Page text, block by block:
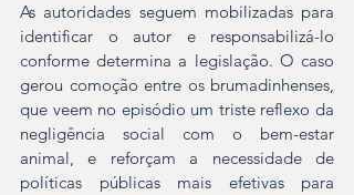
As autoridades seguem mobilizadas para
identificar o autor e responsabilizá-lo
conforme determina a legislação. O caso
gerou comoção entre os brumadinhenses,
que veem no episódio um triste reflexo da
negligência social com o bem-estar
animal, e reforçam a necessidade de
políticas públicas mais efetivas para